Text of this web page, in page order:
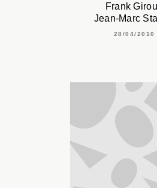
Frank
Jean-Marc
28/04/2010